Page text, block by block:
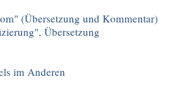
(Übersetzung und Kommentar)
Übersetzung
im Anderen